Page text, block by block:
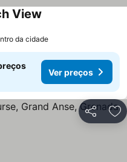
View
da cidade
Ver preços
Partilhar